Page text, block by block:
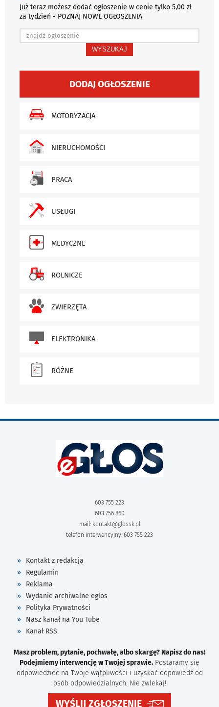
Już teraz możesz dodać ogłoszenie w cenie tylko 5,00 zł
za tydzień - POZNAJ NOWE OGŁOSZENIA
WYSZUKAJ
DODAJ OGŁOSZENIE
MOTORYZACJA
NIERUCHOMOŚCI
PRACA
USŁUGI
MEDYCZNE
ROLNICZE
ZWIERZĘTA
ELEKTRONIKA
RÓŻNE
603 755 223
603 756 860
mail: kontakt@glossk.pl
telefon interwencyjny: 603 755 223
Kontakt z redakcją
Regulamin
Reklama
Wydanie archiwalne eglos
Polityka Prywatności
Nasz kanał na You Tube
Kanał RSS
Masz problem, pytanie, pochwałę, albo skargę? Napisz do nas!
Podejmiemy interwencję w Twojej sprawie. Postaramy się
odpowiedzieć na Twoje wątpliwości i uzyskać odpowiedź od
osób odpowiedzialnych. Nie zwlekaj!
WYŚLIJ ZGŁOSZENIE